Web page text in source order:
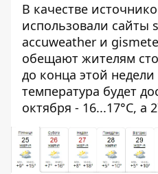
В качестве
использовали сайты
accuweather и
обещают жителям
до конца этой недели
температура будет
октября - 16...17°C, а